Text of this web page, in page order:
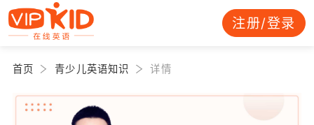
注册/登录
首页 青少儿英语知识 详情